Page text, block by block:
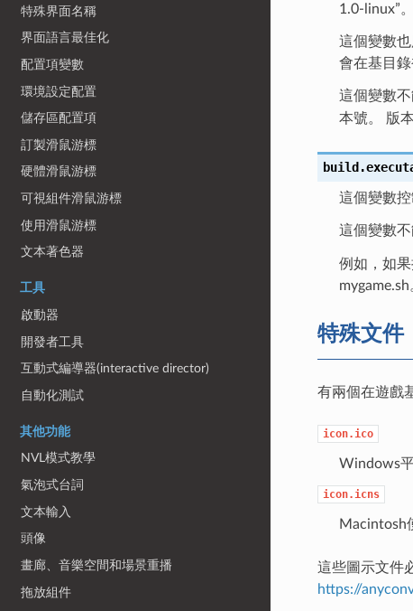
特殊界面名稱
界面語言最佳化
配置項變數
環境設定配置
儲存區配置項
訂製滑鼠游標
硬體滑鼠游標
可視組件滑鼠游標
使用滑鼠游標
文本著色器
工具
啟動器
開發者工具
互動式編導器(interactive director)
自動化測試
其他功能
NVL模式教學
氣泡式台詞
文本輸入
頭像
畫廊、音樂空間和場景重播
拖放組件
1.0-linux”。
這個變數
會在基目錄
這個變數
本號。 版
這個變數
這個變數
例如，如
mygame.sh
特殊文件
有兩個在遊戲
icon.ico
Windows
icon.icns
Macintosh
這些圖示文件
https://